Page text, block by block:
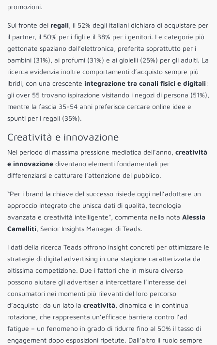
promozioni.
Sul fronte dei regali, il 52% degli italiani dichiara di acquistare per
il partner, il 50% per i figli e il 38% per i genitori. Le categorie più
gettonate spaziano dall’elettronica, preferita soprattutto per i
bambini (31%), ai profumi (31%) e ai gioielli (25%) per gli adulti. La
ricerca evidenzia inoltre comportamenti d’acquisto sempre più
ibridi, con una crescente integrazione tra canali fisici e digitali:
gli over 55 trovano ispirazione visitando i negozi di persona (51%),
mentre la fascia 35-54 anni preferisce cercare online idee e
spunti per i regali (35%).
Creatività e innovazione
Nel periodo di massima pressione mediatica dell’anno, creatività
e innovazione diventano elementi fondamentali per
differenziarsi e catturare l’attenzione del pubblico.
“Per i brand la chiave del successo risiede oggi nell’adottare un
approccio integrato che unisca dati di qualità, tecnologia
avanzata e creatività intelligente”, commenta nella nota Alessia
Camelliti, Senior Insights Manager di Teads.
I dati della ricerca Teads offrono insight concreti per ottimizzare le
strategie di digital advertising in una stagione caratterizzata da
altissima competizione. Due i fattori che in misura diversa
possono aiutare gli advertiser a intercettare l’interesse dei
consumatori nei momenti più rilevanti del loro percorso
d’acquisto: da un lato la creatività, dinamica e in continua
rotazione, che rappresenta un’efficace barriera contro l’ad
fatigue – un fenomeno in grado di ridurre fino al 50% il tasso di
engagement dopo esposizioni ripetute. Dall’altro il ruolo sempre